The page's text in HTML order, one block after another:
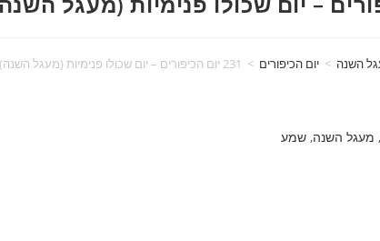
השנה > יום הכיפורים > 231 יום הכיפורים – יום שכולו פנימיות (מעגל השנה)
, מעגל השנה, שמע